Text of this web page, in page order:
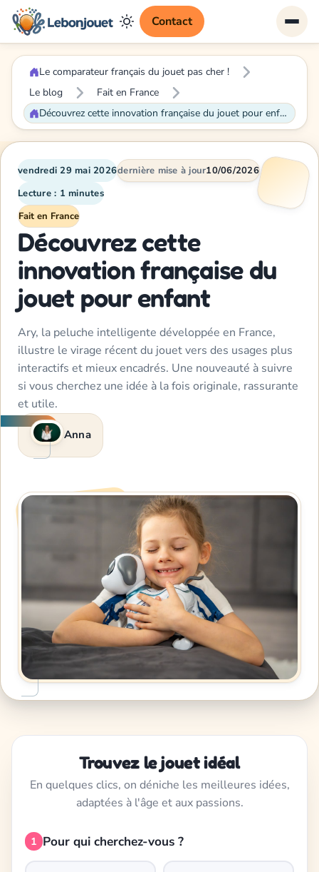
Contact
Le comparateur français du jouet pas cher !
Le blog
Fait en France
Découvrez cette innovation française du jouet pour enfant
vendredi 29 mai 2026dernière mise à jour10/06/2026
Lecture : 1 minutes
Fait en France
Découvrez cette
innovation française du
jouet pour enfant
Ary, la peluche intelligente développée en France,
illustre le virage récent du jouet vers des usages plus
interactifs et mieux encadrés. Une nouveauté à suivre
si vous cherchez une idée à la fois originale, rassurante
et utile.
Anna
Trouvez le jouet idéal
En quelques clics, on déniche les meilleures idées,
adaptées à l'âge et aux passions.
1 Pour qui cherchez-vous ?